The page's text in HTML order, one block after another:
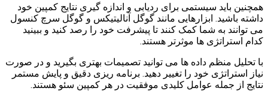
همچنین باید سیستمی برای ردیابی و اندازه گیری نتایج کمپین خود
داشته باشید. ابزارهایی مانند گوگل آنالیتیکس و گوگل سرچ کنسول
می توانند به شما کمک کنند تا پیشرفت خود را رصد کنید و ببینید
کدام استراتژی ها موثرتر هستند.
با تحلیل منظم داده ها می توانید تصمیمات بهتری بگیرید و در صورت
نیاز استراتژی خود را تغییر دهید. برنامه ریزی دقیق و پایش مستمر
نتایج از جمله عوامل کلیدی موفقیت در هر کمپین سئو هستند.